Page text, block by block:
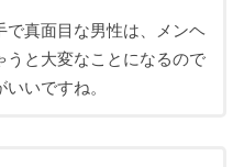
で真面目な男性は、メンヘ
うと大変なことになるので
いですね。